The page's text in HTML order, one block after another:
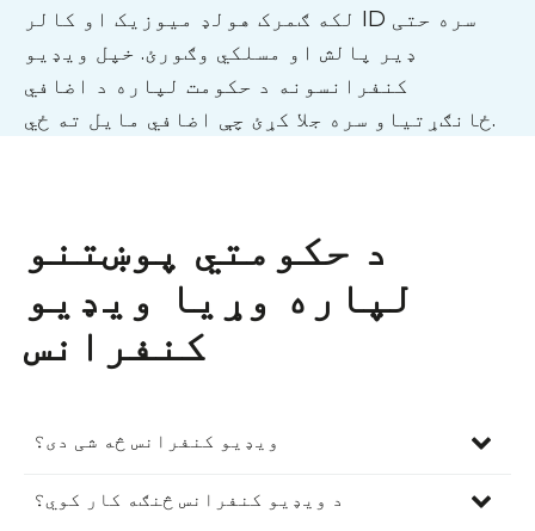
لکه ګمرک هولډ میوزیک او کالر ID سره حتی
ډیر پالش او مسلکي وګورئ. خپل ویډیو
کنفرانسونه د حکومت لپاره د اضافي
ځانګړتیاو سره جلا کړئ چې اضافي مایل ته ځي.
د حکومتي پوښتنو
لپاره وړیا ویډیو
کنفرانس
ویډیو کنفرانس څه شی دی؟
انټرنیټ له لارې وړاندې کیږي، چیرې چې دوه
د ویډیو کنفرانس څنګه کار کوي؟